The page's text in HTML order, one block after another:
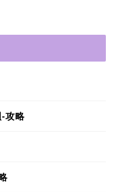
攻略